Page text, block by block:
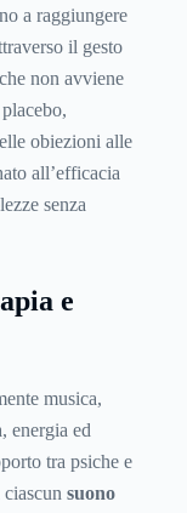
a raggiungere
il gesto
non avviene
obiezioni alle
all’efficacia
senza
e
musica,
energia ed
tra psiche e
suono